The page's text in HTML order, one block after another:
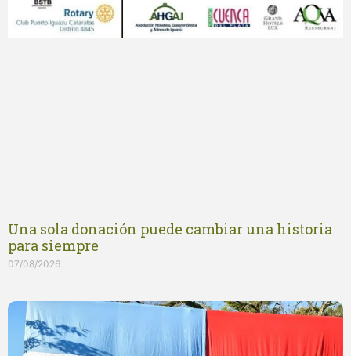
Una sola donación puede cambiar una historia
para siempre
07/08/2026